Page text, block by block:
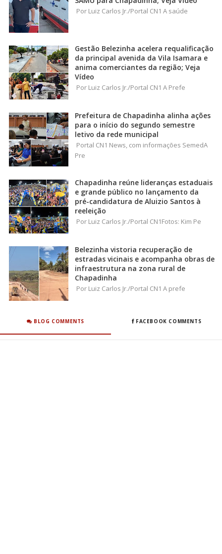
Por Luiz Carlos Jr./Portal CN1 A saúde
Gestão Belezinha acelera requalificação
da principal avenida da Vila Isamara e
anima comerciantes da região; Veja
Vídeo
Por Luiz Carlos Jr./Portal CN1 A Prefe
Prefeitura de Chapadinha alinha ações
para o início do segundo semestre
letivo da rede municipal
Portal CN1 News, com informações SemedA
Pre
Chapadinha reúne lideranças estaduais
e grande público no lançamento da
pré-candidatura de Aluizio Santos à
reeleição
Por Luiz Carlos Jr./Portal CN1Fotos: Kim Pe
Belezinha vistoria recuperação de
estradas vicinais e acompanha obras de
infraestrutura na zona rural de
Chapadinha
Por Luiz Carlos Jr./Portal CN1 A prefe
BLOG COMMENTS FACEBOOK COMMENTS